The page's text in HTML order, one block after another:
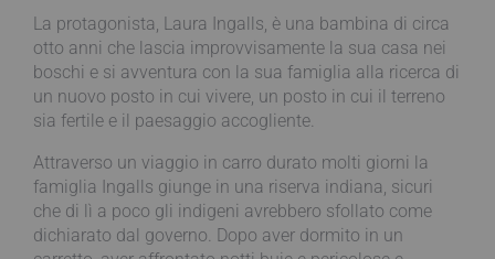
La protagonista, Laura Ingalls, è una bambina di circa
otto anni che lascia improvvisamente la sua casa nei
boschi e si avventura con la sua famiglia alla ricerca di
un nuovo posto in cui vivere, un posto in cui il terreno
sia fertile e il paesaggio accogliente.
Attraverso un viaggio in carro durato molti giorni la
famiglia Ingalls giunge in una riserva indiana, sicuri
che di lì a poco gli indigeni avrebbero sfollato come
dichiarato dal governo. Dopo aver dormito in un